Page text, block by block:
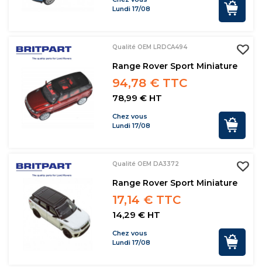
Lundi 17/08
Qualité OEM LRDCA494
Range Rover Sport Miniature
94,78 € TTC
78,99 € HT
Chez vous
Lundi 17/08
Qualité OEM DA3372
Range Rover Sport Miniature
17,14 € TTC
14,29 € HT
Chez vous
Lundi 17/08